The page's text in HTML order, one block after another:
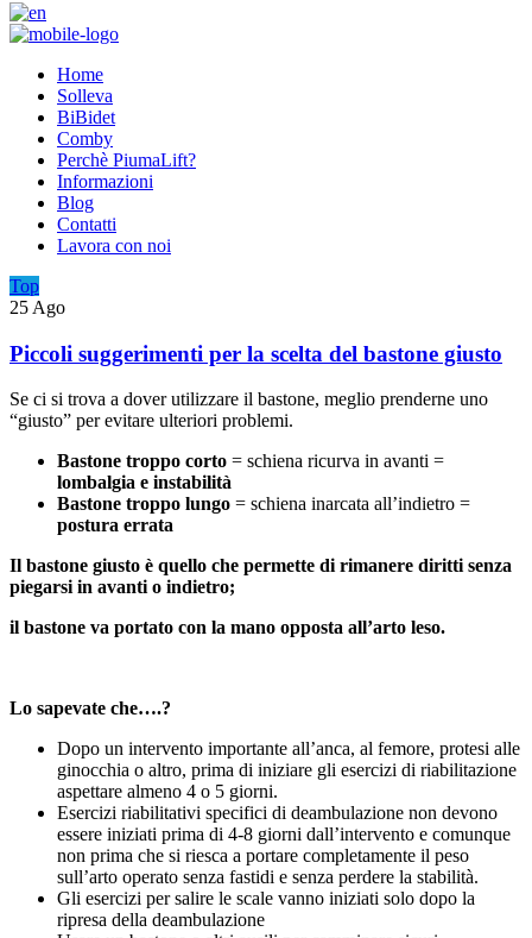
Home
Solleva
BiBidet
Comby
Perchè PiumaLift?
Informazioni
Blog
Contatti
Lavora con noi
Top
25 Ago
Piccoli suggerimenti per la scelta del bastone giusto
Se ci si trova a dover utilizzare il bastone, meglio prenderne uno
“giusto” per evitare ulteriori problemi.
Bastone troppo corto = schiena ricurva in avanti =
lombalgia e instabilità
Bastone troppo lungo = schiena inarcata all’indietro =
postura errata
Il bastone giusto è quello che permette di rimanere diritti senza
piegarsi in avanti o indietro;
il bastone va portato con la mano opposta all’arto leso.
Lo sapevate che….?
Dopo un intervento importante all’anca, al femore, protesi alle
ginocchia o altro, prima di iniziare gli esercizi di riabilitazione
aspettare almeno 4 o 5 giorni.
Esercizi riabilitativi specifici di deambulazione non devono
essere iniziati prima di 4-8 giorni dall’intervento e comunque
non prima che si riesca a portare completamente il peso
sull’arto operato senza fastidi e senza perdere la stabilità.
Gli esercizi per salire le scale vanno iniziati solo dopo la
ripresa della deambulazione